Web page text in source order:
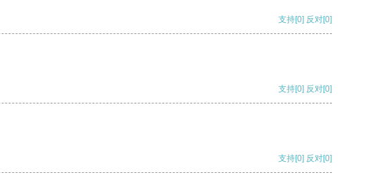
支持[0] 反对[0]
支持[0] 反对[0]
支持[0] 反对[0]